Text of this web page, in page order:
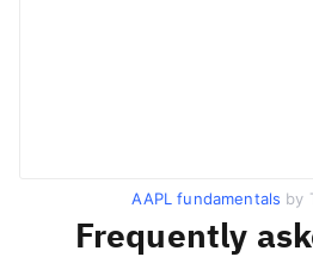
AAPL fundamentals by
Frequently